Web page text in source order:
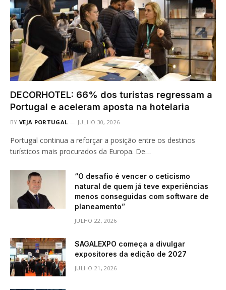
DECORHOTEL: 66% dos turistas regressam a
Portugal e aceleram aposta na hotelaria
BY VEJA PORTUGAL JULHO 30, 2026
Portugal continua a reforçar a posição entre os destinos
turísticos mais procurados da Europa. De…
“O desafio é vencer o ceticismo
natural de quem já teve experiências
menos conseguidas com software de
planeamento”
JULHO 22, 2026
SAGALEXPO começa a divulgar
expositores da edição de 2027
JULHO 21, 2026